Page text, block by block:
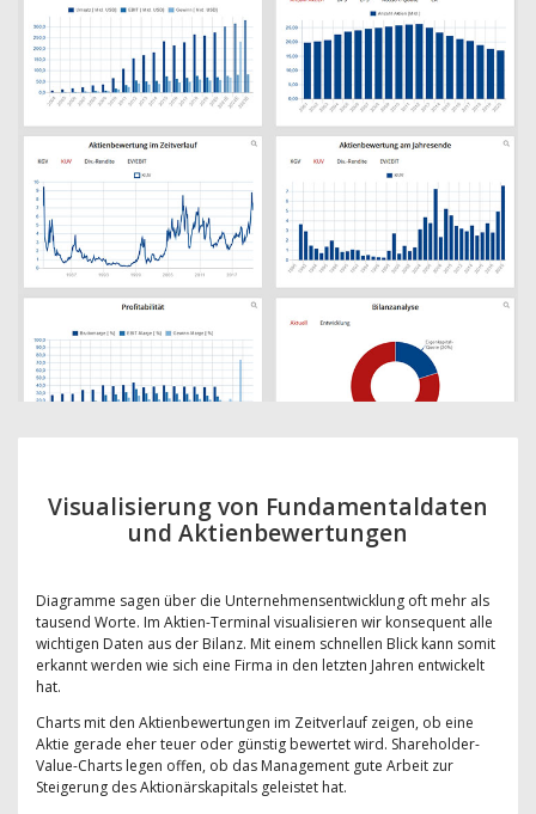
Visualisierung von Fundamentaldaten
und Aktienbewertungen
Diagramme sagen über die Unternehmensentwicklung oft mehr als
tausend Worte. Im Aktien-Terminal visualisieren wir konsequent alle
wichtigen Daten aus der Bilanz. Mit einem schnellen Blick kann somit
erkannt werden wie sich eine Firma in den letzten Jahren entwickelt
hat.
Charts mit den Aktienbewertungen im Zeitverlauf zeigen, ob eine
Aktie gerade eher teuer oder günstig bewertet wird. Shareholder-
Value-Charts legen offen, ob das Management gute Arbeit zur
Steigerung des Aktionärskapitals geleistet hat.